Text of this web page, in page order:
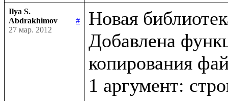
Ilya S.
Abdrakhimov
#
27 мар. 2012
Новая
Добавлена
копирования
1 аргумент: